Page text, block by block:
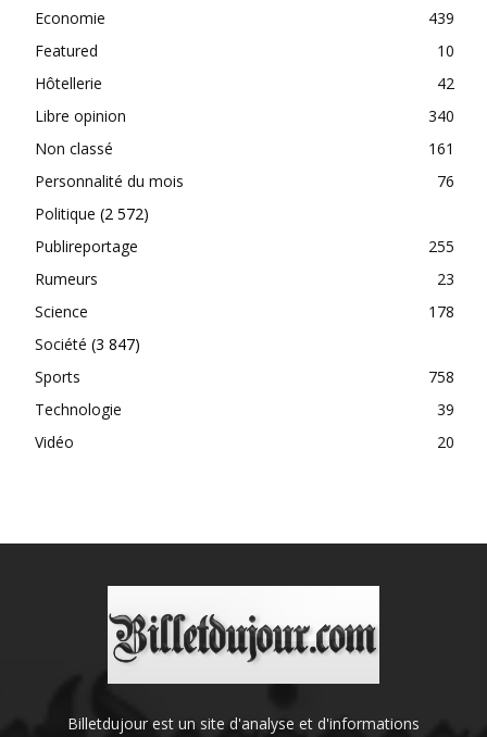
Economie
439
Featured
10
Hôtellerie
42
Libre opinion
340
Non classé
161
Personnalité du mois
76
Politique (2 572)
Publireportage
255
Rumeurs
23
Science
178
Société (3 847)
Sports
758
Technologie
39
Vidéo
20
Billetdujour est un site d'analyse et d'informations